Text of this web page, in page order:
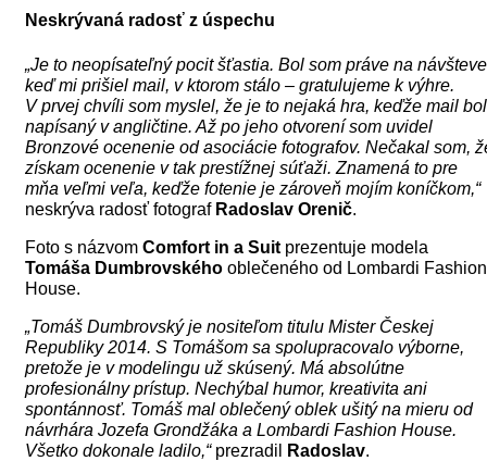
Neskrývaná radosť z úspechu
„Je to neopísateľný pocit šťastia. Bol som práve na
keď mi prišiel mail, v ktorom stálo – gratulujeme k výhre.
V prvej chvíli som myslel, že je to nejaká hra, keďže mail bol
napísaný v angličtine. Až po jeho otvorení som uvidel
Bronzové ocenenie od asociácie fotografov. Nečakal som,
získam ocenenie v tak prestížnej súťaži. Znamená to pre
mňa veľmi veľa, keďže fotenie je zároveň mojím koníčkom,“
neskrýva radosť fotografRadoslav Orenič.
Foto s názvom Comfort in a Suit prezentuje modela
Tomáša Dumbrovského oblečeného od Lombardi Fashion
House.
„Tomáš Dumbrovský je nositeľom titulu Mister Českej
Republiky 2014. S Tomášom sa spolupracovalo výborne,
pretože je v modelingu už skúsený. Má absolútne
profesionálny prístup. Nechýbal humor, kreativita ani
spontánnosť. Tomáš mal oblečený oblek ušitý na mieru od
návrhára Jozefa Grondžáka a Lombardi Fashion House.
Všetko dokonale ladilo,“prezradil Radoslav.